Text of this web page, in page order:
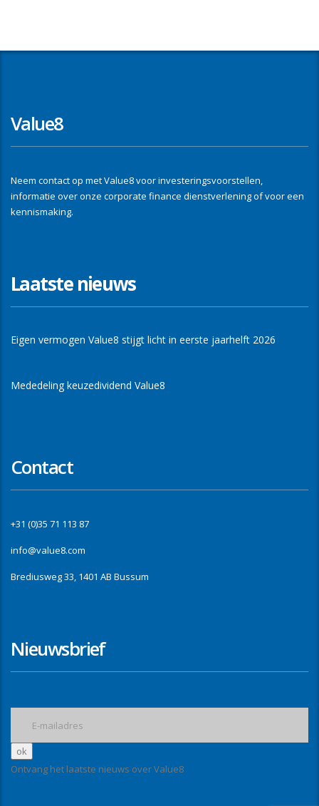
Value8
Neem contact op met Value8 voor investeringsvoorstellen,
informatie over onze corporate finance dienstverlening of voor een
kennismaking.
Laatste nieuws
Eigen vermogen Value8 stijgt licht in eerste jaarhelft 2026
Mededeling keuzedividend Value8
Contact
+31 (0)35 71 113 87
info@value8.com
Brediusweg 33, 1401 AB Bussum
Nieuwsbrief
Ontvang het laatste nieuws over Value8